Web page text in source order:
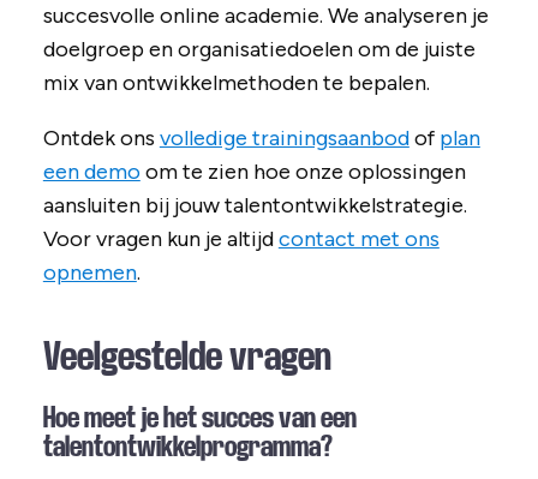
succesvolle online academie. We analyseren je
doelgroep en organisatiedoelen om de juiste
mix van ontwikkelmethoden te bepalen.
Ontdek ons volledige trainingsaanbodof plan
een demoom te zien hoe onze oplossingen
aansluiten bij jouw talentontwikkelstrategie.
Voor vragen kun je altijdcontact met ons
opnemen.
Veelgestelde vragen
Hoe meet je het succes van een
talentontwikkelprogramma?